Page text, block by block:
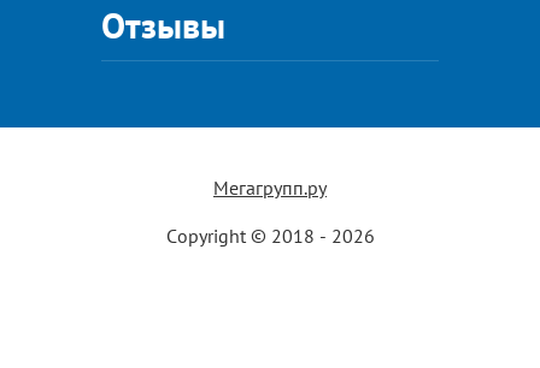
Отзывы
Мегагрупп.ру
Copyright © 2018 - 2026